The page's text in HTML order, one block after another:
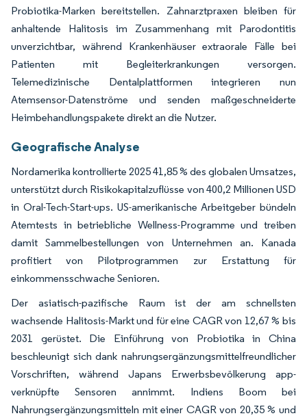
Probiotika-Marken bereitstellen. Zahnarztpraxen bleiben für
anhaltende Halitosis im Zusammenhang mit Parodontitis
unverzichtbar, während Krankenhäuser extraorale Fälle bei
Patienten mit Begleiterkrankungen versorgen.
Telemedizinische Dentalplattformen integrieren nun
Atemsensor-Datenströme und senden maßgeschneiderte
Heimbehandlungspakete direkt an die Nutzer.
Geografische Analyse
Nordamerika kontrollierte 2025 41,85 % des globalen Umsatzes,
unterstützt durch Risikokapitalzuflüsse von 400,2 Millionen USD
in Oral-Tech-Start-ups. US-amerikanische Arbeitgeber bündeln
Atemtests in betriebliche Wellness-Programme und treiben
damit Sammelbestellungen von Unternehmen an. Kanada
profitiert von Pilotprogrammen zur Erstattung für
einkommensschwache Senioren.
Der asiatisch-pazifische Raum ist der am schnellsten
wachsende Halitosis-Markt und für eine CAGR von 12,67 % bis
2031 gerüstet. Die Einführung von Probiotika in China
beschleunigt sich dank nahrungsergänzungsmittelfreundlicher
Vorschriften, während Japans Erwerbsbevölkerung app-
verknüpfte Sensoren annimmt. Indiens Boom bei
Nahrungsergänzungsmitteln mit einer CAGR von 20,35 % und